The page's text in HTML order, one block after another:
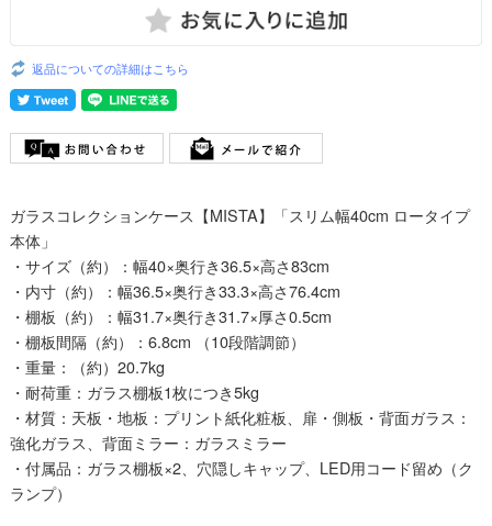
返品についての詳細はこちら
ガラスコレクションケース【MISTA】「スリム幅40cm ロータイプ
本体」
・サイズ（約）：幅40×奥行き36.5×高さ83cm
・内寸（約）：幅36.5×奥行き33.3×高さ76.4cm
・棚板（約）：幅31.7×奥行き31.7×厚さ0.5cm
・棚板間隔（約）：6.8cm （10段階調節）
・重量：（約）20.7kg
・耐荷重：ガラス棚板1枚につき5kg
・材質：天板・地板：プリント紙化粧板、扉・側板・背面ガラス：
強化ガラス、背面ミラー：ガラスミラー
・付属品：ガラス棚板×2、穴隠しキャップ、LED用コード留め（ク
ランプ）